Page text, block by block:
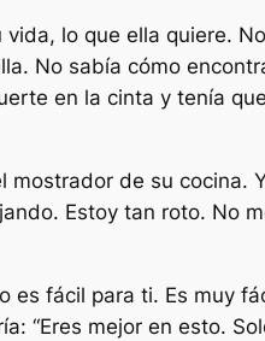
lo que ella quiere.
No sabía cómo
en la cinta y tenía
de su cocina.
Estoy tan roto. No
es fácil para ti. Es muy
“Eres mejor en esto.